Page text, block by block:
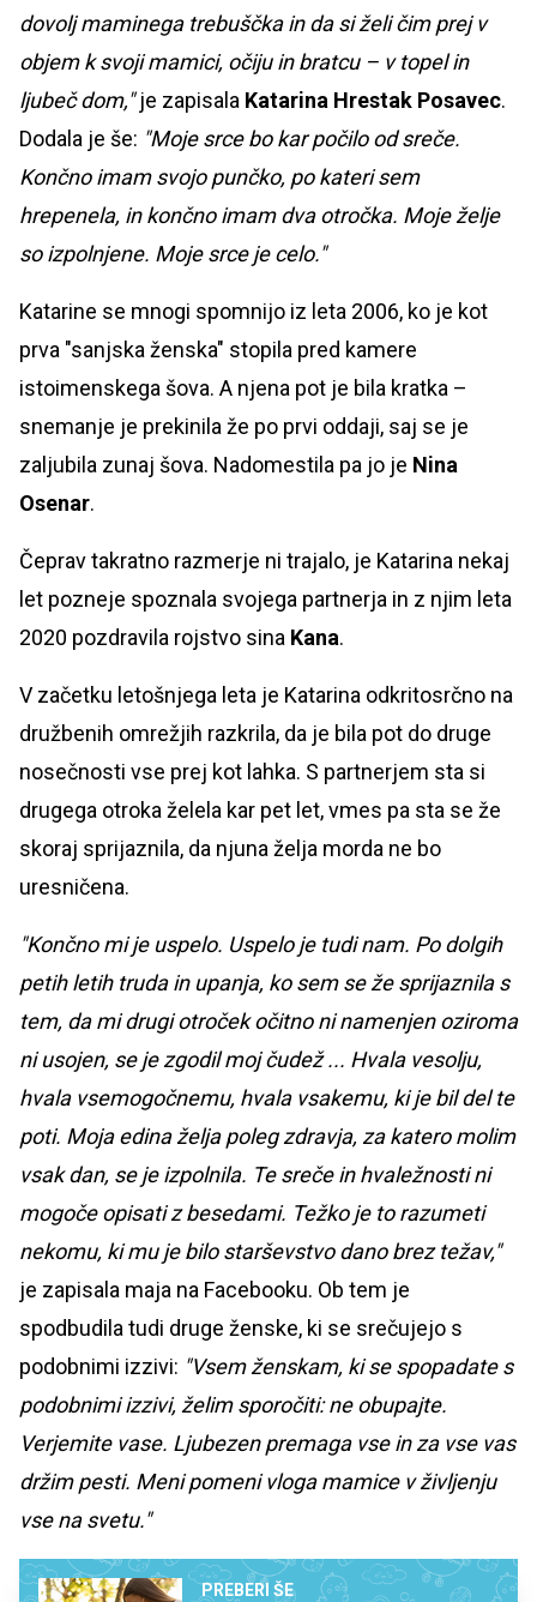
dovolj maminega trebuščka in da si želi čim prej v
objem k svoji mamici, očiju in bratcu – v topel in
ljubeč dom,"je zapisala Katarina Hrestak Posavec.
Dodala je še: "Moje srce bo kar počilo od sreče.
Končno imam svojo punčko, po kateri sem
hrepenela, in končno imam dva otročka. Moje želje
so izpolnjene. Moje srce je celo."
Katarine se mnogi spomnijo iz leta 2006, ko je kot
prva "sanjska ženska" stopila pred kamere
istoimenskega šova. A njena pot je bila kratka –
snemanje je prekinila že po prvi oddaji, saj se je
zaljubila zunaj šova. Nadomestila pa jo je Nina
Osenar.
Čeprav takratno razmerje ni trajalo, je Katarina nekaj
let pozneje spoznala svojega partnerja in z njim leta
2020 pozdravila rojstvo sina Kana.
V začetku letošnjega leta je Katarina odkritosrčno na
družbenih omrežjih razkrila, da je bila pot do druge
nosečnosti vse prej kot lahka. S partnerjem sta si
drugega otroka želela kar pet let, vmes pa sta se že
skoraj sprijaznila, da njuna želja morda ne bo
uresničena.
"Končno mi je uspelo. Uspelo je tudi nam. Po dolgih
petih letih truda in upanja, ko sem se že sprijaznila s
tem, da mi drugi otroček očitno ni namenjen oziroma
ni usojen, se je zgodil moj čudež ... Hvala vesolju,
hvala vsemogočnemu, hvala vsakemu, ki je bil del te
poti. Moja edina želja poleg zdravja, za katero molim
vsak dan, se je izpolnila. Te sreče in hvaležnosti ni
mogoče opisati z besedami. Težko je to razumeti
nekomu, ki mu je bilo starševstvo dano brez težav,"
je zapisala maja na Facebooku. Ob tem je
spodbudila tudi druge ženske, ki se srečujejo s
podobnimi izzivi: "Vsem ženskam, ki se spopadate s
podobnimi izzivi, želim sporočiti: ne obupajte.
Verjemite vase. Ljubezen premaga vse in za vse vas
držim pesti. Meni pomeni vloga mamice v življenju
vse na svetu."
PREBERI ŠE